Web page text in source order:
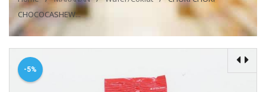
CHOCOCASHEW...
-5%